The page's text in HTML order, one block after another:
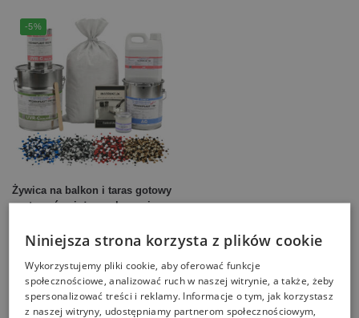
-5%
Żywica na balkon i taras gotowy
zestaw również w połączeniu z
piaskiem
412,00zł – 3194,00 zł
Wybierz opcję
Niniejsza strona korzysta z plików cookie
Wykorzystujemy pliki cookie, aby oferować funkcje
społecznościowe, analizować ruch w naszej witrynie, a także, żeby
spersonalizować treści i reklamy. Informacje o tym, jak korzystasz
z naszej witryny, udostępniamy partnerom społecznościowym,